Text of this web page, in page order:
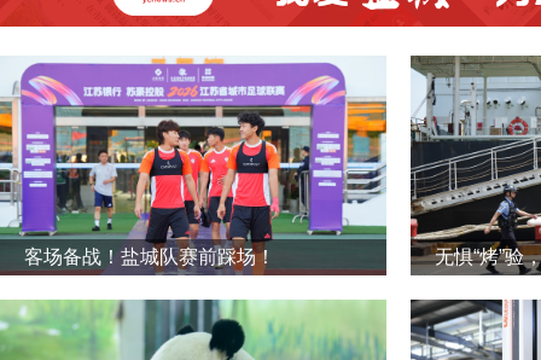
客场备战！盐城队赛前踩场！ 无惧“烤”验